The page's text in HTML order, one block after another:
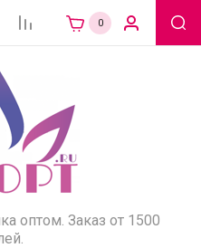
0
оптом. Заказ от 1500